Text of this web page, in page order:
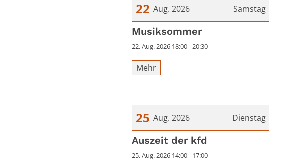
Samstag
22 Aug. 2026
Datum: 22. August 2026
Musiksommer
22. Aug. 2026 18:00 - 20:30
Mehr
Dienstag
25 Aug. 2026
Datum: 25. August 2026
Auszeit der kfd
25. Aug. 2026 14:00 - 17:00